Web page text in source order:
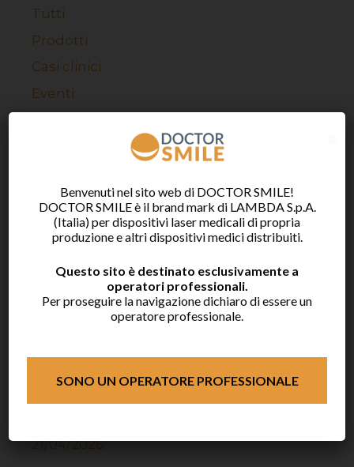
Tutti
Prodotti
Casi clinici
Eventi
Articoli recenti
Webinar “Doctor Smile laser lunch” –
Webinar “Doctor Smile laser lunch” –
11/06/2026
Webinar “Doctor Smile laser lunch” –
21/04/2026
Benvenuti nel sito web di DOCTOR SMILE!
DOCTOR SMILE è il brand mark di LAMBDA S.p.A.
(Italia) per dispositivi laser medicali di propria
produzione e altri dispositivi medici distribuiti.
Questo sito è destinato esclusivamente a
operatori professionali.
Per proseguire la navigazione dichiaro di essere un
operatore professionale.
SONO UN OPERATORE PROFESSIONALE